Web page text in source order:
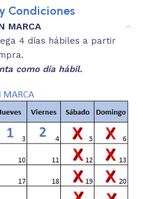
Condiciones
MARCA
4 días hábiles a partir
como día hábil.